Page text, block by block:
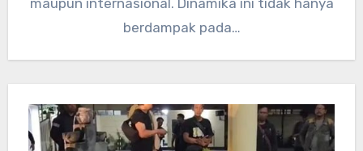
berdampak pada…